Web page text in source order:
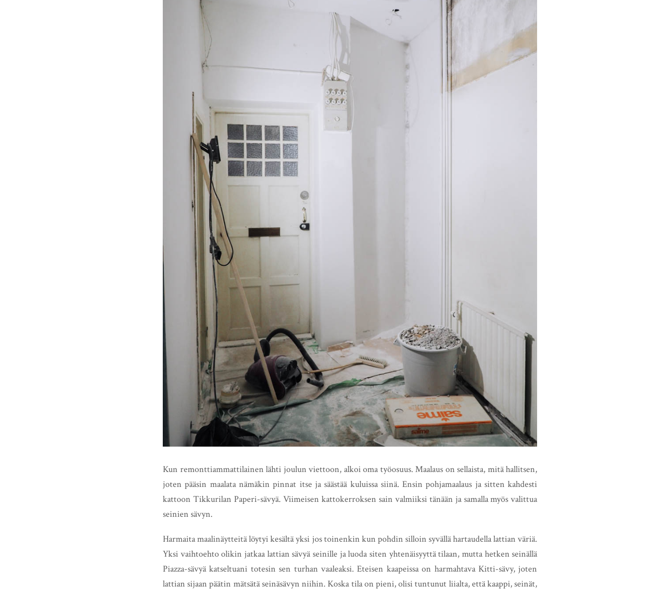
Kun remonttiammattilainen lähti joulun viettoon, alkoi oma työosuus. Maalaus on sellaista, mitä hallitsen,
joten pääsin maalata nämäkin pinnat itse ja säästää kuluissa siinä. Ensin pohjamaalaus ja sitten kahdesti
kattoon Tikkurilan Paperi-sävyä. Viimeisen kattokerroksen sain valmiiksi tänään ja samalla myös valittua
seinien sävyn.
Harmaita maalinäytteitä löytyi kesältä yksi jos toinenkin kun pohdin silloin syvällä hartaudella lattian väriä.
Yksi vaihtoehto olikin jatkaa lattian sävyä seinille ja luoda siten yhtenäisyyttä tilaan, mutta hetken seinällä
Piazza-sävyä katseltuani totesin sen turhan vaaleaksi. Eteisen kaapeissa on harmahtava Kitti-sävy, joten
lattian sijaan päätin mätsätä seinäsävyn niihin. Koska tila on pieni, olisi tuntunut liialta, että kaappi, seinät,